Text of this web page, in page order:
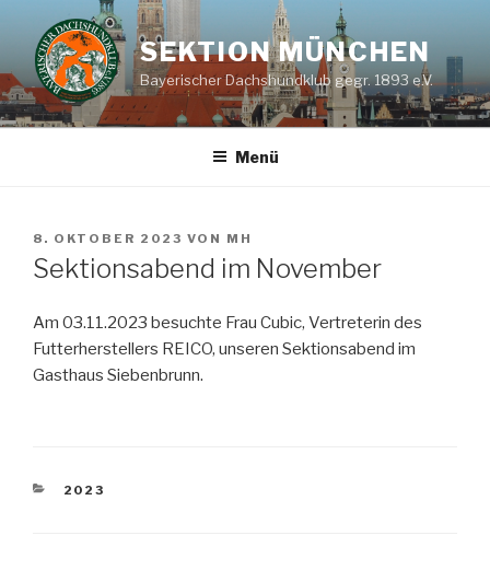
Inhalt
springen
SEKTION MÜNCHEN
Bayerischer Dachshundklub gegr. 1893 e.V.
Menü
VERÖFFENTLICHT
AM
8. OKTOBER 2023 VON MH
Sektionsabend im November
Am 03.11.2023 besuchte Frau Cubic, Vertreterin des
Futterherstellers REICO, unseren Sektionsabend im
Gasthaus Siebenbrunn.
KATEGORIEN
2023